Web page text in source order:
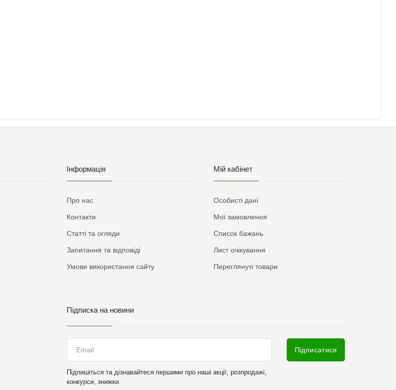
Інформація
Про нас
Контакти
Статті та огляди
Запитання та відповіді
Умови використання сайту
Мій кабінет
Особисті дані
Мої замовлення
Список бажань
Лист очікування
Переглянуті товари
Підписка на новини
Підпишіться та дізнавайтеся першими про наші акції, розпродажі,
конкурси, знижки.
Підписатися